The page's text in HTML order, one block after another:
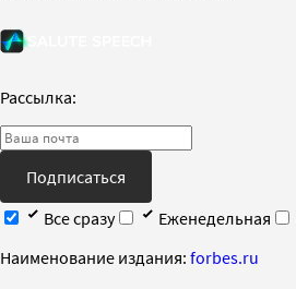
Рассылка:
Подписаться
Все сразу
Еженедельная
Наименование издания: forbes.ru